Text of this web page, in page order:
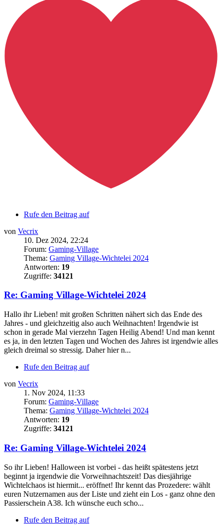
Rufe den Beitrag auf
von Vecrix
10. Dez 2024, 22:24
Forum: Gaming-Village
Thema: Gaming Village-Wichtelei 2024
Antworten: 19
Zugriffe: 34121
Re: Gaming Village-Wichtelei 2024
Hallo ihr Lieben! mit großen Schritten nähert sich das Ende des
Jahres - und gleichzeitig also auch Weihnachten! Irgendwie ist
schon in gerade Mal vierzehn Tagen Heilig Abend! Und man kennt
es ja, in den letzten Tagen und Wochen des Jahres ist irgendwie alles
gleich dreimal so stressig. Daher hier n...
Rufe den Beitrag auf
von Vecrix
1. Nov 2024, 11:33
Forum: Gaming-Village
Thema: Gaming Village-Wichtelei 2024
Antworten: 19
Zugriffe: 34121
Re: Gaming Village-Wichtelei 2024
So ihr Lieben! Halloween ist vorbei - das heißt spätestens jetzt
beginnt ja irgendwie die Vorweihnachtszeit! Das diesjährige
Wichtelchaos ist hiermit... eröffnet! Ihr kennt das Prozedere: wählt
euren Nutzernamen aus der Liste und zieht ein Los - ganz ohne den
Passierschein A38. Ich wünsche euch scho...
Rufe den Beitrag auf